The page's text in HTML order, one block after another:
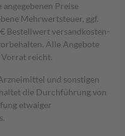
Preise
Mehrwertsteuer, ggf.
€ Bestell­wert versand­kosten­
Alle Angebote
Vorrat reicht.
und sonstigen
die Durchführung von
etwaiger